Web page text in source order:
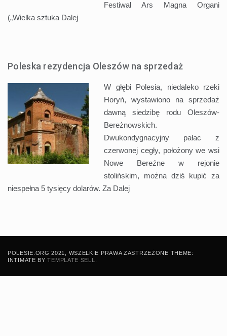
Festiwal Ars Magna Organi
(„Wielka sztuka Dalej
Poleska rezydencja Oleszów na sprzedaż
W głębi Polesia, niedaleko rzeki
Horyń, wystawiono na sprzedaż
dawną siedzibę rodu Oleszów-
Bereżnowskich.
Dwukondygnacyjny pałac z
czerwonej cegły, położony we wsi
Nowe Bereźne w rejonie
stolińskim, można dziś kupić za
niespełna 5 tysięcy dolarów. Za Dalej
POLESIE.ORG 2021, WSZELKIE PRAWA ZASTRZEŻONE THEME:
INTIMATE BYTEMPLATE SELL.